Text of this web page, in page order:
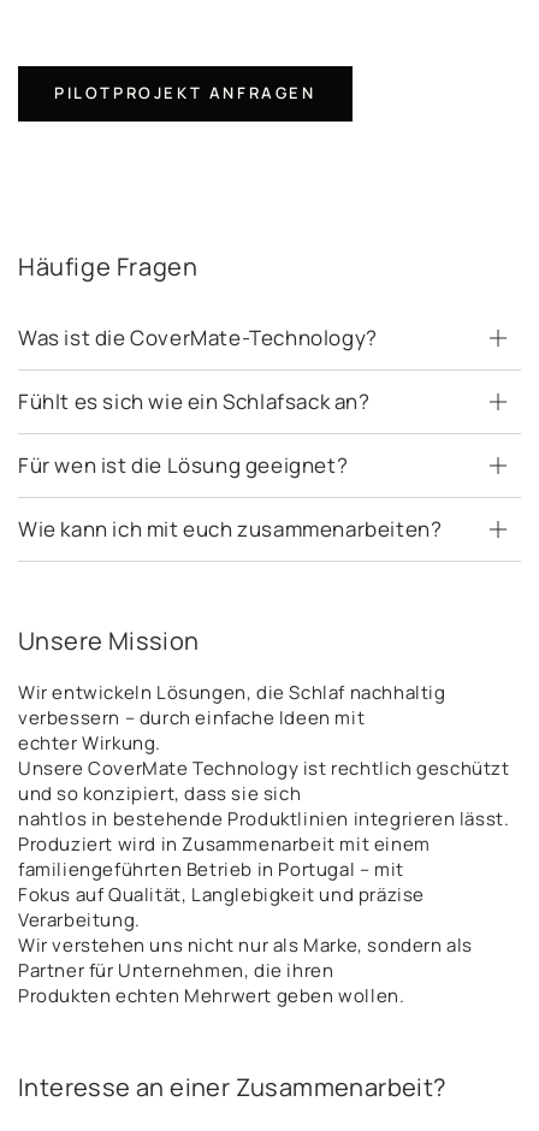
PILOTPROJEKT ANFRAGEN
Häufige Fragen
Was ist die CoverMate-Technology?
Fühlt es sich wie ein Schlafsack an?
Für wen ist die Lösung geeignet?
Wie kann ich mit euch zusammenarbeiten?
Unsere Mission
Wir entwickeln Lösungen, die Schlaf nachhaltig
verbessern – durch einfache Ideen mit
echter Wirkung.
Unsere CoverMate Technology ist rechtlich geschützt
und so konzipiert, dass sie sich
nahtlos in bestehende Produktlinien integrieren lässt.
Produziert wird in Zusammenarbeit mit einem
familiengeführten Betrieb in Portugal – mit
Fokus auf Qualität, Langlebigkeit und präzise
Verarbeitung.
Wir verstehen uns nicht nur als Marke, sondern als
Partner für Unternehmen, die ihren
Produkten echten Mehrwert geben wollen.
Interesse an einer Zusammenarbeit?